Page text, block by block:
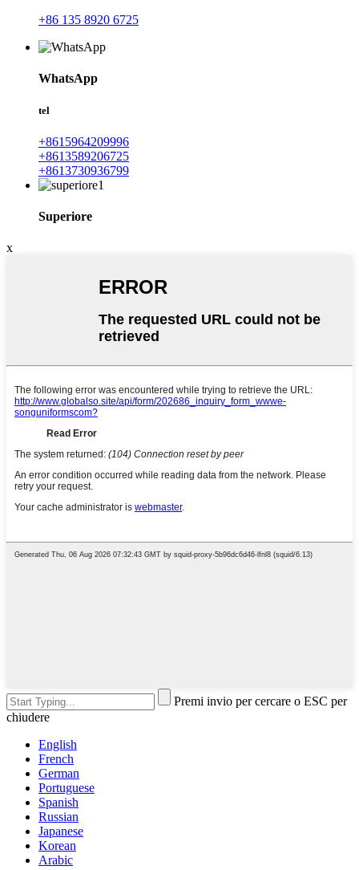
+86 135 8920 6725
WhatsApp
tel
+8615964209996
+8613589206725
+8613730936799
Superiore
x
Premi invio per cercare o ESC per
chiudere
English
French
German
Portuguese
Spanish
Russian
Japanese
Korean
Arabic